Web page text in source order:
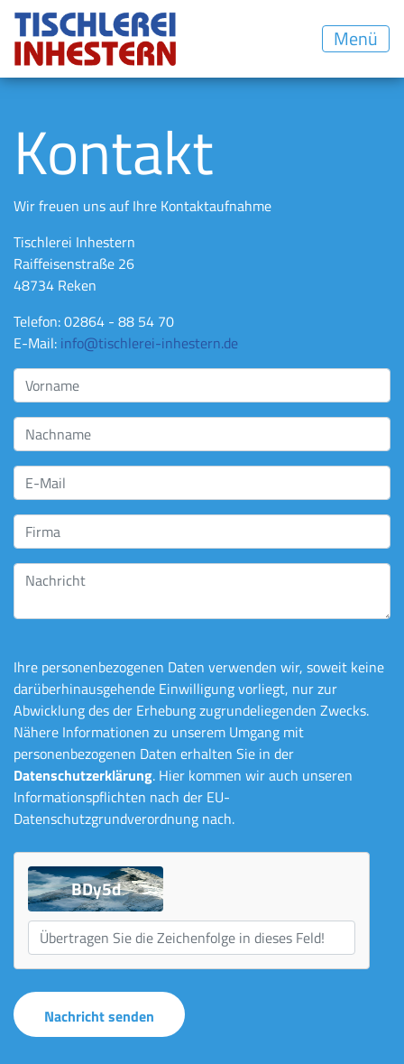
Menü
Kontakt
Wir freuen uns auf Ihre Kontaktaufnahme
Tischlerei Inhestern
Raiffeisenstraße 26
48734 Reken
Telefon: 02864 - 88 54 70
E-Mail: info@tischlerei-inhestern.de
Ihre personenbezogenen Daten verwenden wir, soweit keine
darüberhinausgehende Einwilligung vorliegt, nur zur
Abwicklung des der Erhebung zugrundeliegenden Zwecks.
Nähere Informationen zu unserem Umgang mit
personenbezogenen Daten erhalten Sie in der
Datenschutzerklärung. Hier kommen wir auch unseren
Informationspflichten nach der EU-
Datenschutzgrundverordnung nach.
BDy5d